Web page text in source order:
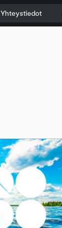
Yhteystiedot